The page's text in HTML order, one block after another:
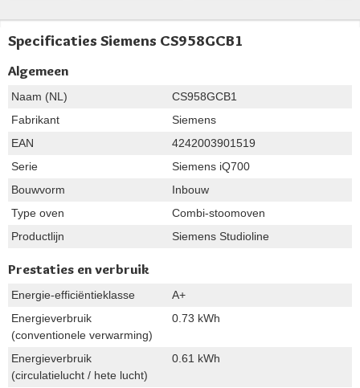
Specificaties Siemens CS958GCB1
Algemeen
Naam (NL)
CS958GCB1
Fabrikant
Siemens
EAN
4242003901519
Serie
Siemens iQ700
Bouwvorm
Inbouw
Type oven
Combi-stoomoven
Productlijn
Siemens Studioline
Prestaties en verbruik
Energie-efficiëntieklasse
A+
Energieverbruik
(conventionele verwarming)
0.73 kWh
Energieverbruik
(circulatielucht / hete lucht)
0.61 kWh